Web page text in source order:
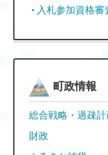
入札参加資格
町政情報
総合戦略・過疎計
財政